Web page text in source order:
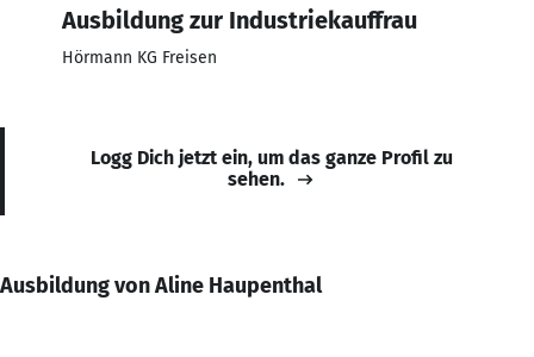
Ausbildung zur Industriekauffrau
Hörmann KG Freisen
Logg Dich jetzt ein, um das ganze Profil zu
sehen.
Ausbildung von Aline Haupenthal